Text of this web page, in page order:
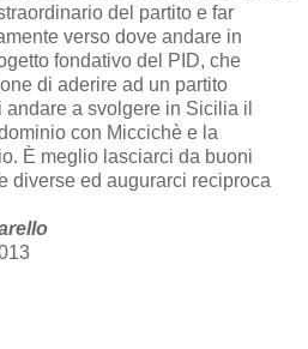
del partito e far
verso dove andare in
fondativo del PID, che
di aderire ad un partito
andare a svolgere in Sicilia il
con Miccichè e la
È meglio lasciarci da buoni
diverse ed augurarci reciproca